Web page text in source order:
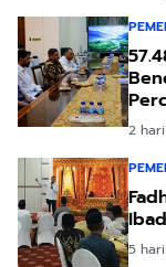
2
5